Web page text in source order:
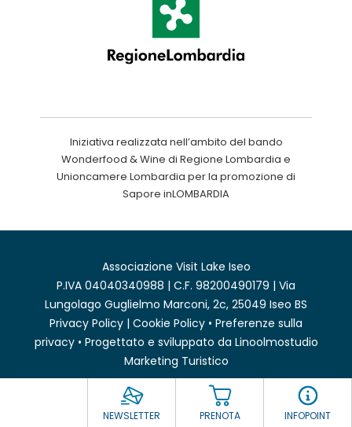
NEWSLETTER PRENOTA INFOPOINT
Iniziativa realizzata nell’ambito del bando
Wonderfood & Wine di Regione Lombardia e
Unioncamere Lombardia per la promozione di
Sapore inLOMBARDIA
Associazione Visit Lake Iseo
P.IVA 04040340988 | C.F. 98200490179 | Via
Lungolago Guglielmo Marconi, 2c, 25049 Iseo BS
Privacy Policy | Cookie Policy • Preferenze sulla
privacy• Progettato e sviluppato da Linoolmostudio
Marketing Turistico